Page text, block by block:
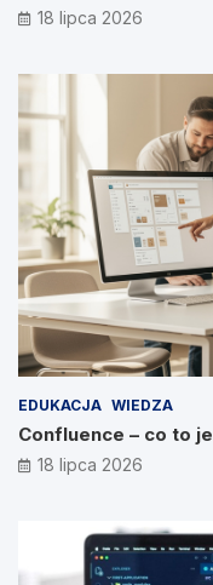
18 lipca 2026
EDUKACJA WIEDZA
Confluence – co to
18 lipca 2026